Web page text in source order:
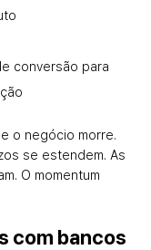
conversão para
o negócio morre.
se estendem. As
O momentum
com bancos